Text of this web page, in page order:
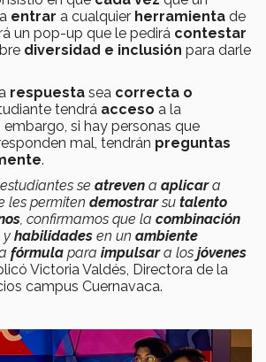
entrar a cualquier herramienta de
un pop-up que le pedirá contestar
diversidad e inclusión para darle
respuesta sea correcta o
tendrá acceso a la
embargo, si hay personas que
mal, tendrán preguntas
.
se atreven a aplicara
les permiten demostrarsu talento
, confirmamos que la combinación
y habilidades en un ambiente
fórmula para impulsara los jóvenes
Victoria Valdés, Directora de la
campus Cuernavaca.